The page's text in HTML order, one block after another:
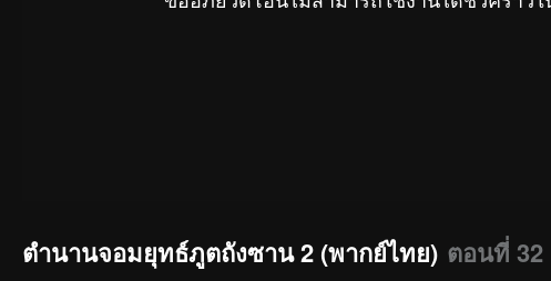
ตำนานจอมยุทธ์ภูตถังซาน 2 (พากย์ไทย) ตอนที่ 32